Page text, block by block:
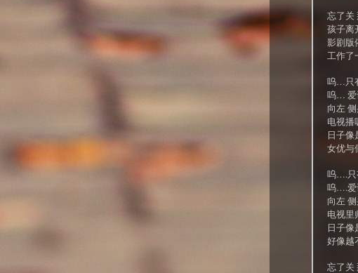
忘了关
孩子离
影剧版
工作了
呜…只
呜… 爱
向左
电视播
日子
女优与
呜….只
呜….爱
向左
电视里
日子像
好像越
忘了关